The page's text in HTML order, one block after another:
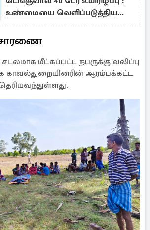
உண்மையை வெளிப்படுத்திய
சுகாதார அமைச்சர்
மீட்கப்பட்ட நபருக்கு வலிப்பு
காவல்துறையினரின் ஆரம்பக்கட்ட